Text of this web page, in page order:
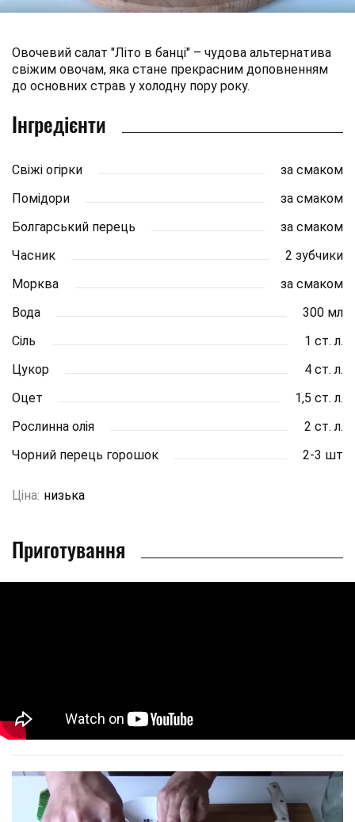
Овочевий салат "Літо в банці" – чудова альтернатива
свіжим овочам, яка стане прекрасним доповненням
до основних страв у холодну пору року.
Інгредієнти
Свіжі огірки
за смаком
Помідори
за смаком
Болгарський перець
за смаком
Часник
2 зубчики
Морква
за смаком
Вода
300 мл
Сіль
1 ст. л.
Цукор
4 ст. л.
Оцет
1,5 ст. л.
Рослинна олія
2 ст. л.
Чорний перець горошок
2-3 шт
Ціна: низька
Приготування